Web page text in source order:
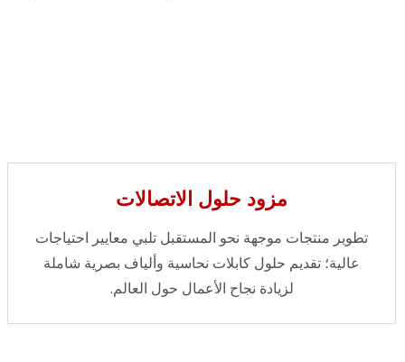
مزود حلول الاتصالات
تطوير منتجات موجهة نحو المستقبل تلبي معايير احتياجات
عالية؛ تقديم حلول كابلات نحاسية وألياف بصرية شاملة
لزيادة نجاح الأعمال حول العالم.